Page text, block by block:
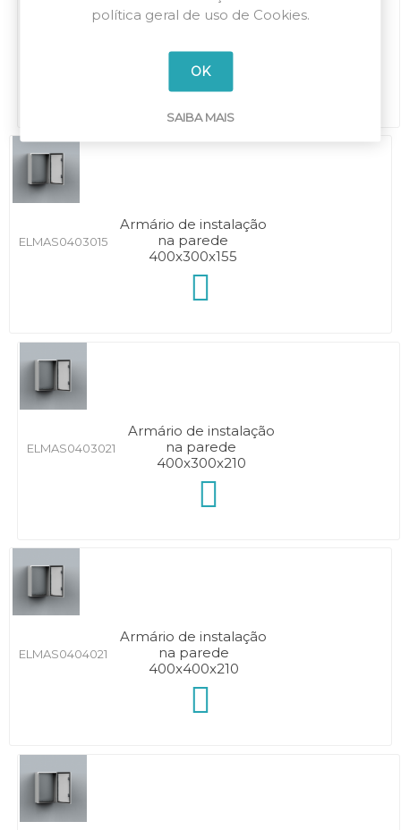
Armário de instalação
350x250x155
ELMAS0403015
Armário de instalação
na parede
400x300x155
ELMAS0403021
Armário de instalação
na parede
400x300x210
ELMAS0404021
Armário de instalação
na parede
400x400x210
política geral de uso de Cookies.
OK
SAIBA MAIS